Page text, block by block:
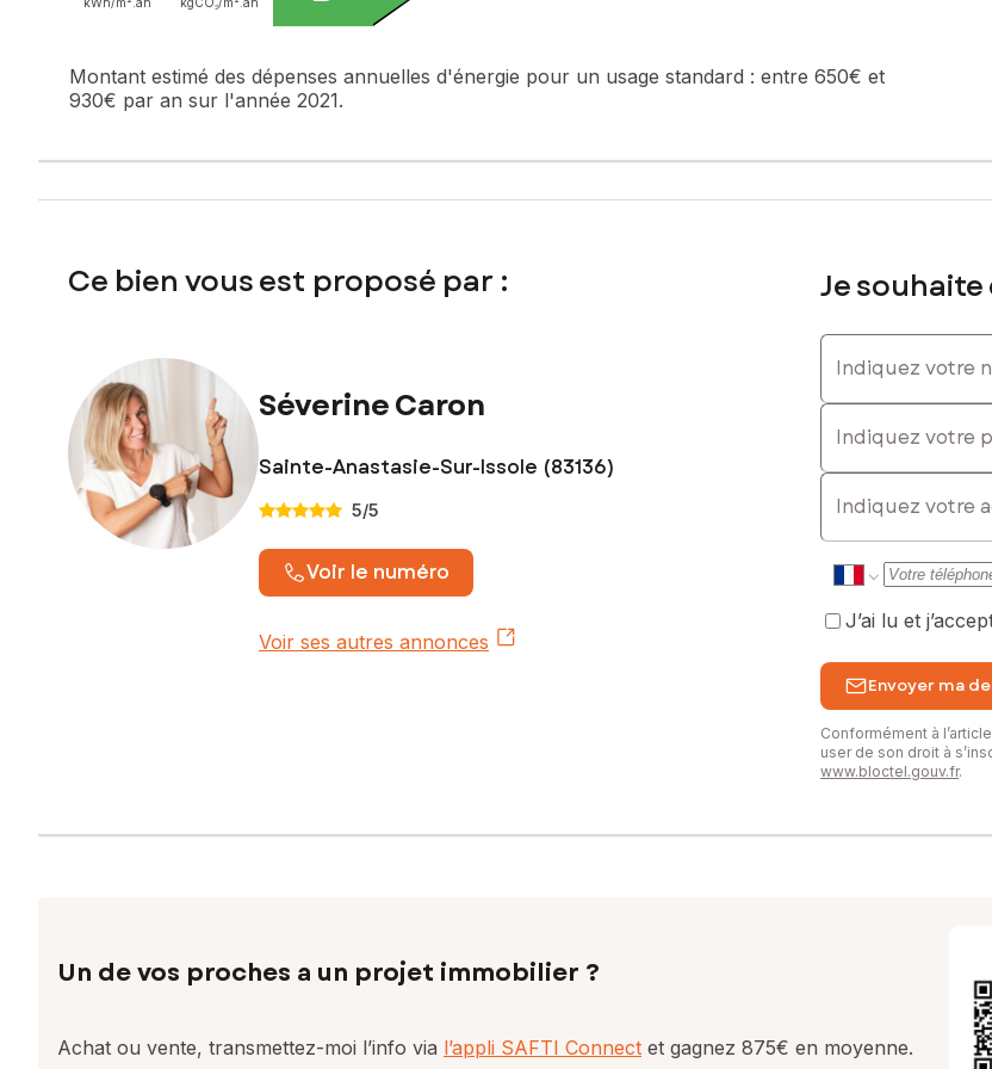
Montant estimé des dépenses annuelles d'énergie pour un usage standard : entre 650€ et
930€ par an sur l'année 2021.
Ce bien vous est proposé par :
Séverine Caron
Sainte-Anastasie-Sur-Issole (83136)
5/5
Voir le numéro
Voir ses autres annonces
Je
Indiquez votre nom
Indiquez votre
E-mail
J’ai lu et
Envoyer ma
Conformément à
user de son droit à
www.bloctel.gouv.fr.
Un de vos proches a un projet immobilier ?
Achat ou vente, transmettez-moi l’info via l’appli SAFTI Connect et gagnez 875€ en moyenne.